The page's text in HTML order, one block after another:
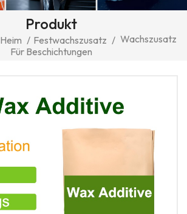
Produkt
Heim / Festwachszusatz / Wachszusatz
Für Beschichtungen